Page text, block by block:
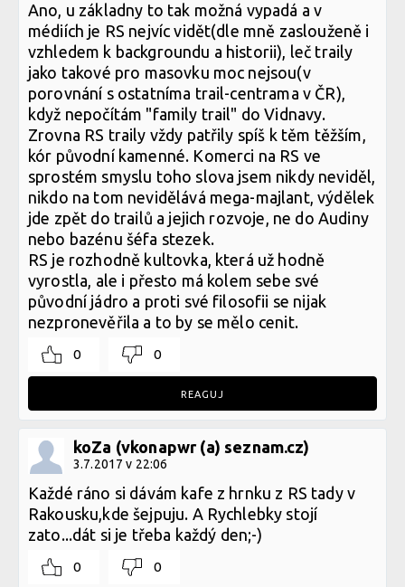
Ano, u základny to tak možná vypadá a v
médiích je RS nejvíc vidět(dle mně zaslouženě i
vzhledem k backgroundu a historii), leč traily
jako takové pro masovku moc nejsou(v
porovnání s ostatníma trail-centrama v ČR),
když nepočítám "family trail" do Vidnavy.
Zrovna RS traily vždy patřily spíš k těm těžším,
kór původní kamenné. Komerci na RS ve
sprostém smyslu toho slova jsem nikdy neviděl,
nikdo na tom nevidělává mega-majlant, výdělek
jde zpět do trailů a jejich rozvoje, ne do Audiny
nebo bazénu šéfa stezek.
RS je rozhodně kultovka, která už hodně
vyrostla, ale i přesto má kolem sebe své
původní jádro a proti své filosofii se nijak
nezpronevěřila a to by se mělo cenit.
0 0
REAGUJ
koZa (vkonapwr (a) seznam.cz)
3.7.2017 v 22:06
Každé ráno si dávám kafe z hrnku z RS tady v
Rakousku,kde šejpuju. A Rychlebky stojí
zato...dát si je třeba každý den;-)
0 0